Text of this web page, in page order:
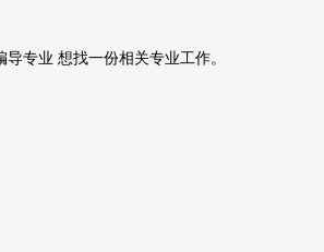
专业 想找一份相关专业工作。